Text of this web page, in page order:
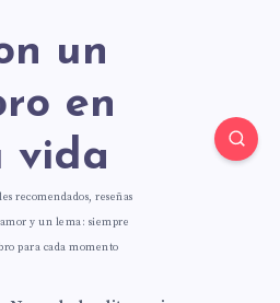
en
vida
recomendados, reseñas
y un lema: siempre
para cada momento